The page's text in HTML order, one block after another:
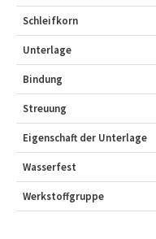
Schleifkorn
Unterlage
Bindung
Streuung
Eigenschaft der Unterlage
Wasserfest
Werkstoffgruppe